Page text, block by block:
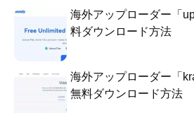
海外アップローダー「
料ダウンロード方法
海外アップローダー「
無料ダウンロード方法